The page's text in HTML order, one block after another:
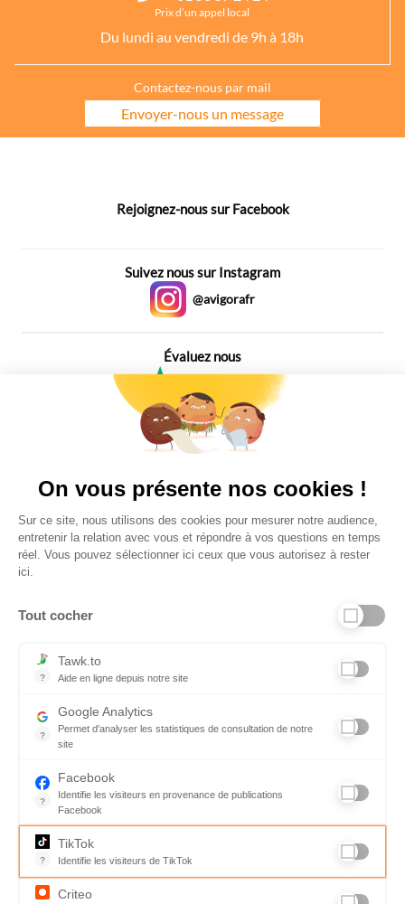
Prix d’un appel local
Du lundi au vendredi de 9h à 18h
Contactez-nous par mail
Envoyer-nous un message
Rejoignez-nous sur Facebook
Suivez nous sur Instagram
@avigorafr
Évaluez nous
Plus de 650 Avis
FAQ - réponses à vos questions
Conditions Générales de Service
Charte qualité
Code de déontologie
On vous présente nos cookies !
Sur ce site, nous utilisons des cookies pour mesurer notre audience,
entretenir la relation avec vous et répondre à vos questions en temps
réel. Vous pouvez sélectionner ici ceux que vous autorisez à rester
ici.
Tout cocher
?
Tawk.to
Aide en ligne depuis notre site
?
Google Analytics
Permet d'analyser les statistiques de consultation de notre
site
?
Facebook
Identifie les visiteurs en provenance de publications
Facebook
Parce que vous ne venez pas tous les jours sur notre site, ce
?
TikTok
Identifie les visiteurs de TikTok
Permet de suivre les actions du visiteur sur le site web, et de
Criteo